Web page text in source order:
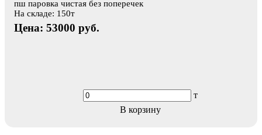
пш паровка чистая без поперечек
На складе: 150т
Цена: 53000 руб.
т
В корзину